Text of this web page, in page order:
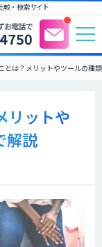
較・検索サイト
とは？メリットやツールの種
リットや
解説